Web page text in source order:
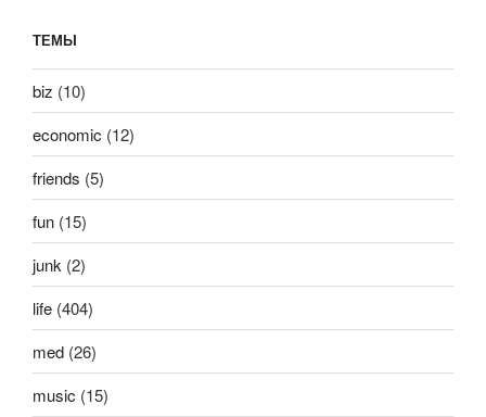
ТЕМЫ
biz (10)
economic (12)
friends (5)
fun (15)
junk (2)
life (404)
med (26)
music (15)